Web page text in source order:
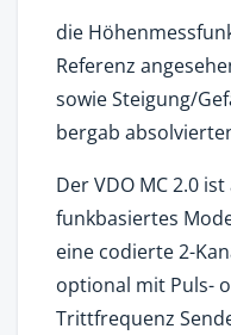
die
Referenz
sowie Steigung/
bergab
Der VDO MC 2.0
funkbasiertes
eine codierte 2-
optional mit Puls-
Trittfrequenz